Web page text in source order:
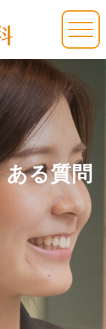
る質問